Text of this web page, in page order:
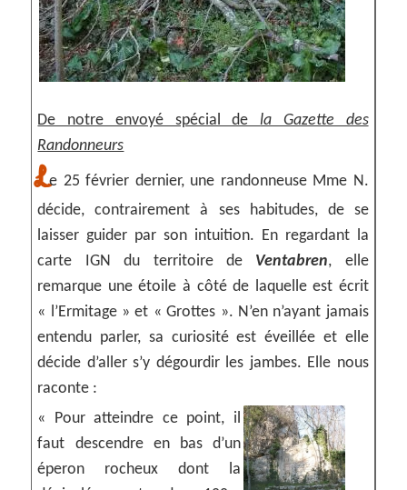
De notre envoyé spécial dela Gazette des
Randonneurs
Le 25 février dernier, une randonneuse Mme N.
décide, contrairement à ses habitudes, de se
laisser guider par son intuition. En regardant la
carte IGN du territoire de Ventabren, elle
remarque une étoile à côté de laquelle est écrit
« l’Ermitage » et « Grottes ». N’en n’ayant jamais
entendu parler, sa curiosité est éveillée et elle
décide d’aller s’y dégourdir les jambes. Elle nous
raconte :
« Pour atteindre ce point, il
faut descendre en bas d’un
éperon rocheux dont la